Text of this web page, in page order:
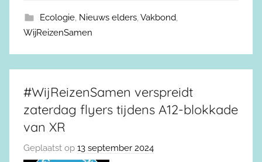
Ecologie, Nieuws elders,Vakbond,
WijReizenSamen
#WijReizenSamen verspreidt
zaterdag flyers tijdens A12-blokkade
van XR
Geplaatst op 13 september 2024